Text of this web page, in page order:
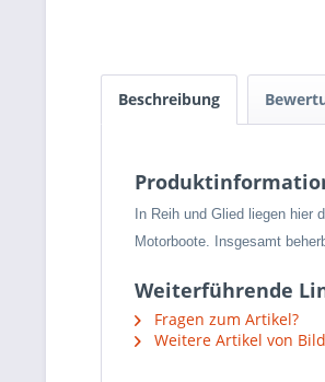
Beschreibung
In Reih und Glied liegen
Motorboote. Insgesamt
Weiterführende
Fragen zum Artikel?
Weitere Artikel von